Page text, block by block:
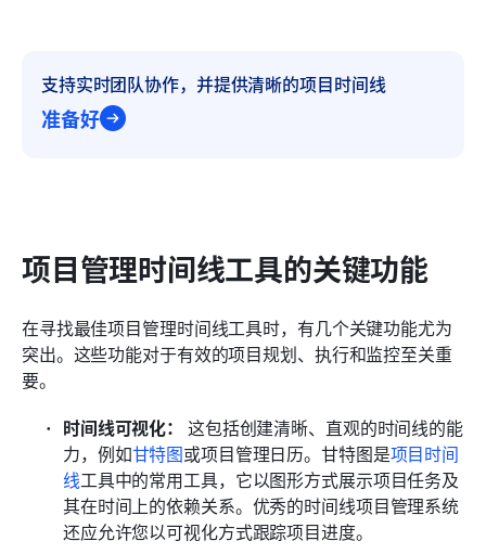
支持实时团队协作，并提供清晰的项目时间线
准备好
项目管理时间线工具的关键功能
在寻找最佳项目管理时间线工具时，有几个关键功能尤为
突出。这些功能对于有效的项目规划、执行和监控至关重
要。
时间线可视化： 这包括创建清晰、直观的时间线的能
力，例如甘特图或项目管理日历。甘特图是项目时间
线工具中的常用工具，它以图形方式展示项目任务及
其在时间上的依赖关系。优秀的时间线项目管理系统
还应允许您以可视化方式跟踪项目进度。